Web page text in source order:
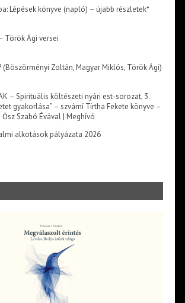
Lépések könyve (napló) – újabb részletek*
Török Ági versei
(Böszörményi Zoltán, Magyar Miklós, Török Ági)
– Spirituális költészeti nyári est-sorozat, 3.
gyakorlása” – szvámí Tírtha Fekete könyve –
Szabó Évával | Meghívó
alkotások pályázata 2026